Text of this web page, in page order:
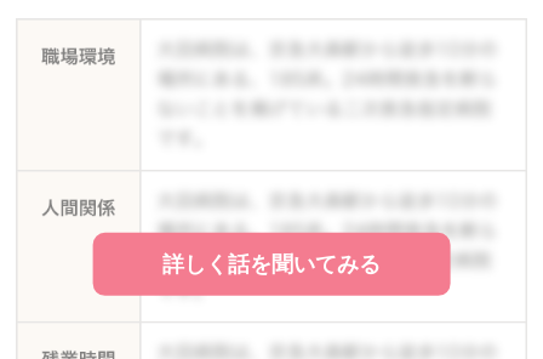
詳しく話を聞いてみる